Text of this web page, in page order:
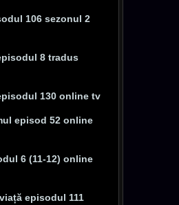
106 sezonul 2
8 tradus
130 online tv
episod 52 online
6 (11-12) online
episodul 111